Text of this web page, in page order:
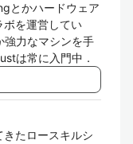
とかハードウェア
ボを運営してい
強力なマシンを手
は常に入門中．
たロースキルシ